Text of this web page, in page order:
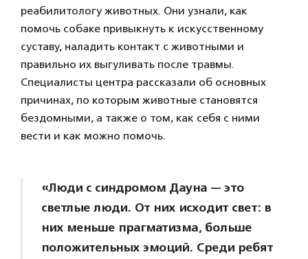
реабилитологу животных. Они узнали, как
помочь собаке привыкнуть к искусственному
суставу, наладить контакт с животными и
правильно их выгуливать после травмы.
Специалисты центра рассказали об основных
причинах, по которым животные становятся
бездомными, а также о том, как себя с ними
вести и как можно помочь.
«Люди с синдромом Дауна — это
светлые люди. От них исходит свет: в
них меньше прагматизма, больше
положительных эмоций. Среди ребят